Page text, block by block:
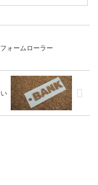
いだらしない毎日お酒を
ォームローラー